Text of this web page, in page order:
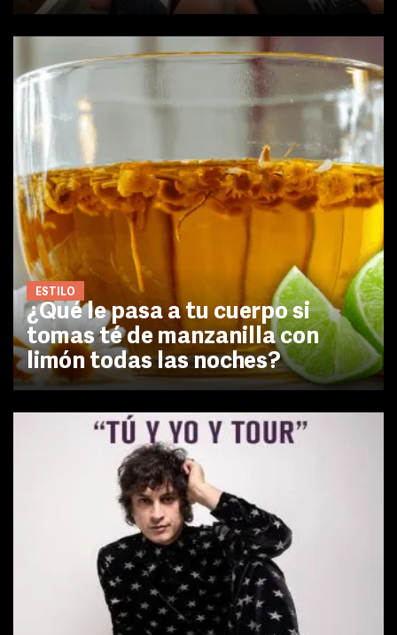
ESTILO
¿Qué le pasa a tu cuerpo si
tomas té de manzanilla con
limón todas las noches?